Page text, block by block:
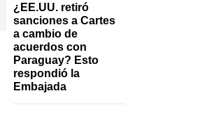
¿EE.UU. retiró
sanciones a Cartes
a cambio de
acuerdos con
Paraguay? Esto
respondió la
Embajada